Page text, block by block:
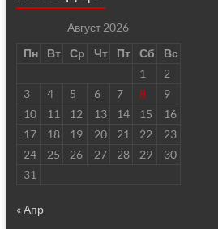
Август 2026
Пн
Вт Ср Чт Пт Сб
Вс
1
2
3
4 5 6 7 8
9
10
11 12 13 14 15
16
17
18 19 20 21 22
23
24
25 26 27 28 29
30
31
« Апр